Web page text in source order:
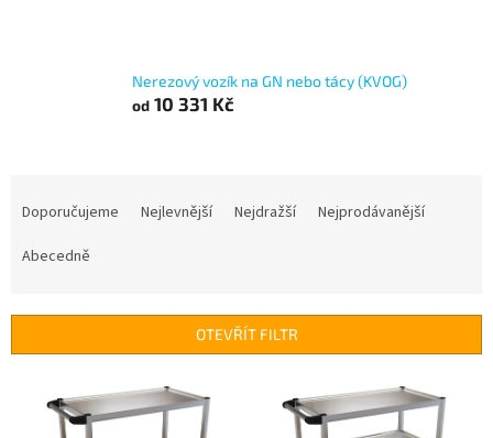
Nerezový vozík na GN nebo tácy (KVOG)
od 10 331 Kč
r
Doporučujeme Nejlevnější Nejdražší
Nejprodávanější
Abecedně
OTEVŘÍT FILTR